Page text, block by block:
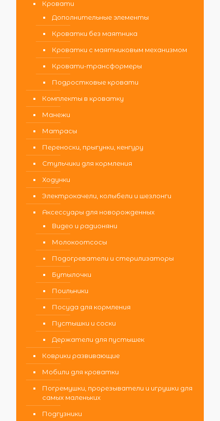
Кровати
Дополнительные элементы
Кроватки без маятника
Кроватки с маятниковым механизмом
Кровати-трансформеры
Подростковые кровати
Комплекты в кроватку
Манежи
Матрасы
Переноски, прыгунки, кенгуру
Стульчики для кормления
Ходунки
Электрокачели, колыбели и шезлонги
Аксессуары для новорожденных
Видео и радионяни
Молокоотсосы
Подогреватели и стерилизаторы
Бутылочки
Поильники
Посуда для кормления
Пустышки и соски
Держатели для пустышек
Коврики развивающие
Мобили для кроватки
Погремушки, прорезыватели и игрушки для
самых маленьких
Подгузники